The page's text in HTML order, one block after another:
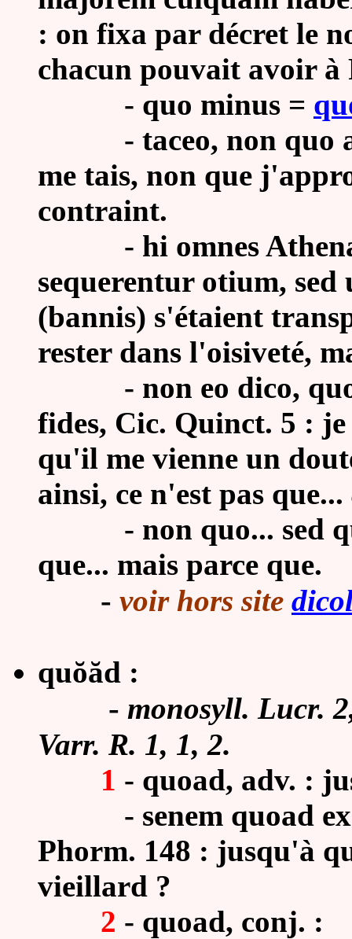
: on fixa par décret le
chacun pouvait avoir à
- quo minus =
- taceo, non quo
me tais, non que
contraint.
- hi omnes
sequerentur otium, sed
(bannis) s'étaient
rester dans l'oisiveté,
- non eo dico,
fides, Cic. Quinct. 5 :
qu'il me vienne un
ainsi, ce n'est pas que...
- non quo... sed
que... mais parce que.
- voir hors site
quŏăd :
- monosyll. Lucr.
Varr. R. 1, 1, 2.
1 - quoad, adv. :
- senem quoad
Phorm. 148 : jusqu'à
vieillard ?
2 - quoad, conj. :